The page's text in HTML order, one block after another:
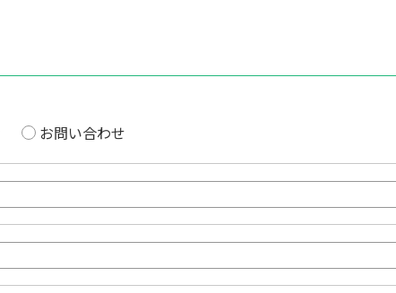
お問い合わせ